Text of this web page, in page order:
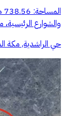
والشوارع
حي الراشدية, مكة